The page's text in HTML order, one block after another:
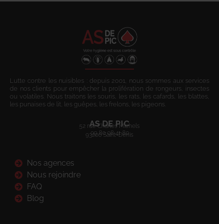
Lutte contre les nuisibles : depuis 2001, nous sommes aux services
de nos clients pour empêcher la prolifération de rongeurs, insectes
ou volatiles. Nous traitons les souris, les rats, les cafards, les blattes,
les punaises de lit, les guêpes, les frelons, les pigeons.
AS DE PIC
52 rue Charles Michels
93200 Saint-Denis
09 80 08 41 80
Nos agences
Nous rejoindre
FAQ
Blog